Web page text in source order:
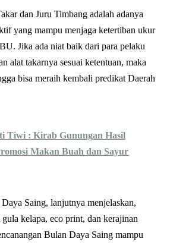
dan Juru Timbang adalah adanya
yang mampu menjaga ketertiban ukur
Jika ada niat baik dari para pelaku
alat takarnya sesuai ketentuan, maka
bisa meraih kembali predikat Daerah
Tiwi : Kirab Gunungan Hasil
Makan Buah dan Sayur
Saing, lanjutnya menjelaskan,
kelapa, eco print, dan kerajinan
Bulan Daya Saing mampu